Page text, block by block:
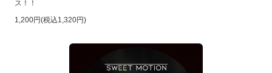
ス！！
1,200円(税込1,320円)